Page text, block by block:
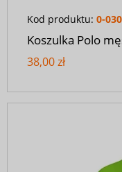
Kod produktu: 0-
Koszulka Polo
38,00 zł